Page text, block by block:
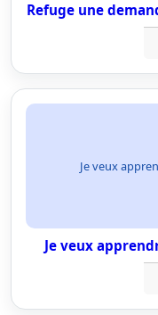
Refuge une
Je veux
Je veux